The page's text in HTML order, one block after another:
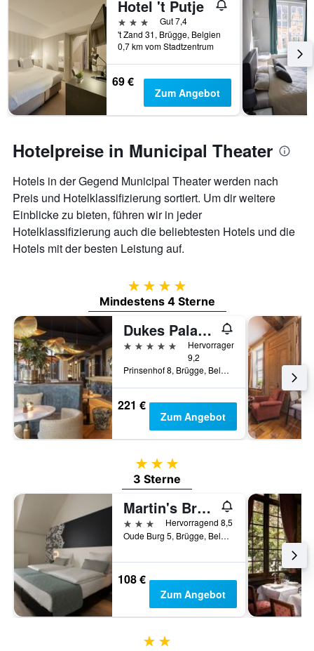
Hotel 't Putje
3 Sterne
Gut 7,4
't Zand 31, Brügge, Belgien
0,7 km vom Stadtzentrum
69 €
Zum Angebot
Hotelpreise in Municipal Theater
Hotels in der Gegend Municipal Theater werden nach
Preis und Hotelklassifizierung sortiert. Um dir weitere
Einblicke zu bieten, führen wir in jeder
Hotelklassifizierung auch die beliebtesten Hotels und die
Hotels mit der besten Leistung auf.
4 Sterne
Mindestens 4 Sterne
Dukes Palace Hotel Bruges
5 Sterne
Hervorragend
9,2
Prinsenhof 8, Brügge, Belgien
221 €
Zum Angebot
3 Sterne
3 Sterne
Martin's Brugge
3 Sterne
Hervorragend 8,5
Oude Burg 5, Brügge, Belgien
108 €
Zum Angebot
2 Sterne